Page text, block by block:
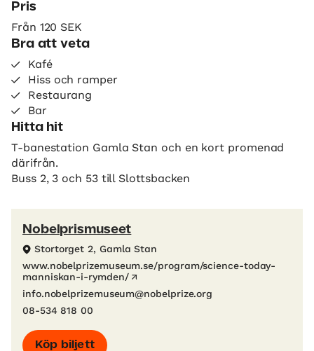
Pris
Från 120 SEK
Bra att veta
Kafé
Hiss och ramper
Restaurang
Bar
Hitta hit
T-banestation Gamla Stan och en kort promenad
därifrån.
Buss 2, 3 och 53 till Slottsbacken
Nobelprismuseet
Stortorget 2, Gamla Stan
www.nobelprizemuseum.se/program/science-today-
manniskan-i-rymden/
info.nobelprizemuseum@nobelprize.org
08-534 818 00
Köp biljett